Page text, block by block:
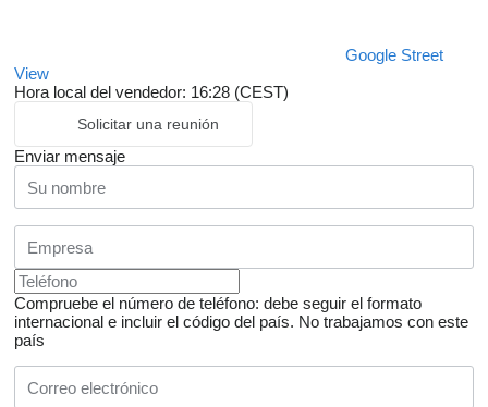
Google Street
View
Hora local del vendedor: 16:28 (CEST)
Solicitar una reunión
Enviar mensaje
Compruebe el número de teléfono: debe seguir el formato
internacional e incluir el código del país. No trabajamos con este
país